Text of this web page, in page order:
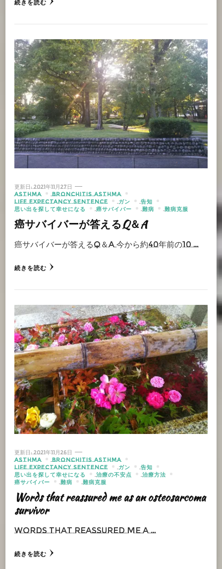
続きを読む
更新日:2021年11月27日
ASTHMA
BRONCHITIS ASTHMA
LIFE EXPECTANCY SENTENCE
ガン
告知
思い出を探して幸せになる
癌サバイバー 難病 難病克服
癌サバイバーが答えるQ＆A
癌サバイバーが答えるQ＆A 今から約40年前の10 …
続きを読む
更新日:2021年11月26日
ASTHMA
BRONCHITIS ASTHMA
LIFE EXPECTANCY SENTENCE
ガン
告知
思い出を探して幸せになる
治療の不安点
治療方法
癌サバイバー
難病 難病克服
Words that reassured me as an osteosarcoma
survivor
Words that reassured me a …
続きを読む